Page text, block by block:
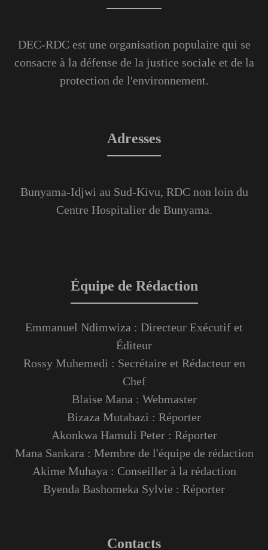
DEC-RDC est une organisation populaire qui se
consacre à la défense de la justice sociale et de la
protection de l'environnement.
Adresses
Bunyama-Idjwi au Sud-Kivu, RDC non loin du
Centre Hospitalier de Bunyama.
Équipe de Rédaction
Emmanuel Ndimwiza : Directeur Exécutif et
Éditeur
Rossy Muhemedi : Secrétaire et Rédacteur en
Chef
Blaise Mana : Webmaster
Bizaza Mutabazi : Réporter
Akonkwa Hamuli Peter : Réporter
Mana Sankara : Membre de l'équipe de rédaction
Akime Muhaya : Conseiller à la rédaction
Byenda Bashomeka Sylvie : Réporter
Contacts